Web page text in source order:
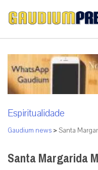
Espiritualidade
Gaudium news >Santa
Santa Margarida